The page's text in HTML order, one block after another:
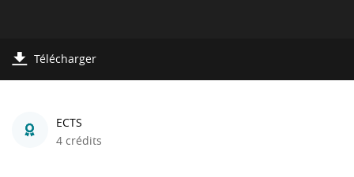
Télécharger
ECTS
4 crédits